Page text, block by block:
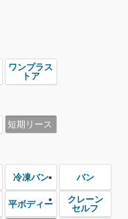
ワンプラス
トア
短期リース
冷凍バン バン
平ボディー
クレーン
セルフ